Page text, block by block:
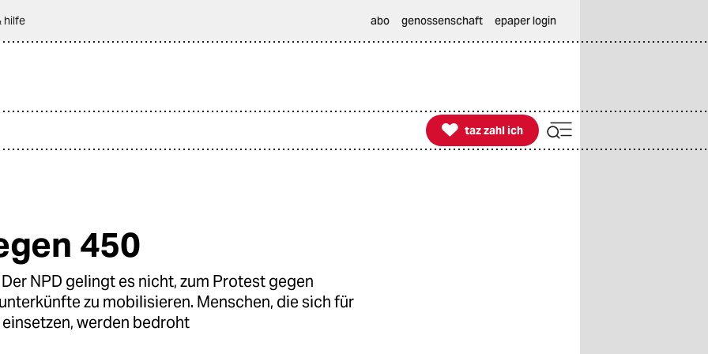
hilfe abo genossenschaft epaper login

taz zahl ich
taz zahl ich
450
NPD gelingt es nicht, zum Protest gegen
zu mobilisieren. Menschen, die sich für
werden bedroht